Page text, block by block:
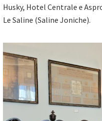
Husky, Hotel Centrale e
Le Saline (Saline Joniche).